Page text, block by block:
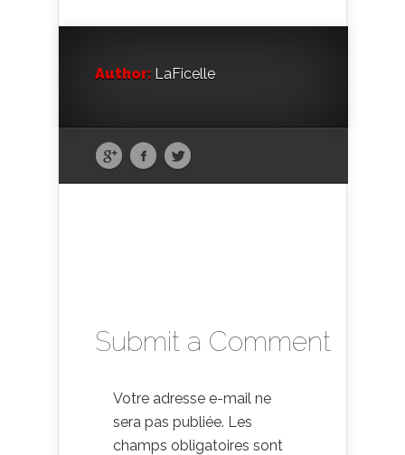
Author: LaFicelle
Submit a Comment
Votre adresse e-mail ne
sera pas publiée. Les
champs obligatoires sont